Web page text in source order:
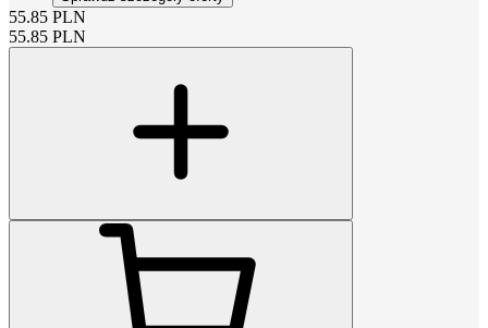
55.85 PLN
55.85 PLN